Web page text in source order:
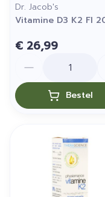
Dr. Jacob's
Vitamine D3 K2 Fl
€ 26,99
Bestel